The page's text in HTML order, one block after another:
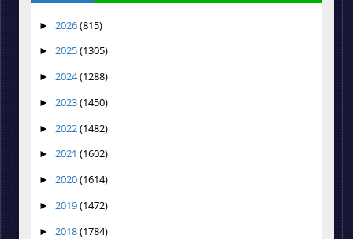
► 2026(815)
► 2025(1305)
► 2024(1288)
► 2023(1450)
► 2022(1482)
► 2021 (1602)
► 2020(1614)
► 2019(1472)
► 2018(1784)